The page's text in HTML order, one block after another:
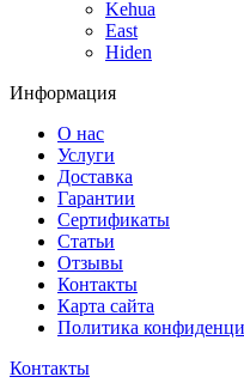
Kehua
East
Hiden
Информация
О нас
Услуги
Доставка
Гарантии
Сертификаты
Статьи
Отзывы
Контакты
Карта сайта
Политика
Контакты